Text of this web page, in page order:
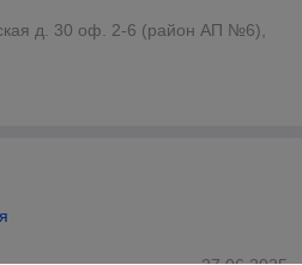
д. 30 оф. 2-6 (район АП №6),